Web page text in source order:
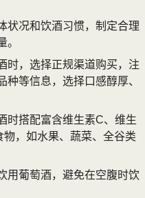
状况和饮酒习惯，制定合理
。
时，选择正规渠道购买，注
等信息，选择口感醇厚、
时搭配富含维生素C、维生
，如水果、蔬菜、全谷类
用葡萄酒，避免在空腹时饮